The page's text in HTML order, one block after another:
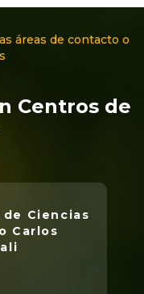
áreas de contacto o
Centros de
Ciencias
Carlos